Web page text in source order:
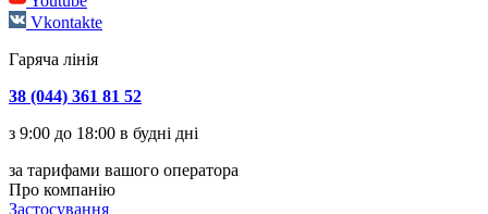
Vkontakte
Гаряча лінія
38 (044) 361 81 52
з 9:00 до 18:00 в будні дні
за тарифами вашого оператора
Про компанію
Застосування